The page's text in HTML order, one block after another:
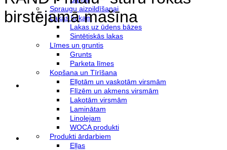
Spraugu aizpildīšanai
Lakas kokam
Lakas uz ūdens bāzes
Sintētiskās lakas
Līmes un gruntis
Grunts
Parketa līmes
Kopšana un Tīrīšana
Eļļotām un vaskotām virsmām
Flīzēm un akmens virsmām
Lakotām virsmām
Laminātam
Linolejam
WOCA produkti
Produkti ārdarbiem
Eļļas
birstējamā mašīna